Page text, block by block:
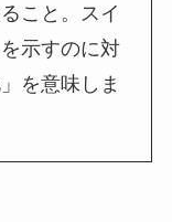
こと。スイ
示すのに対
を意味しま